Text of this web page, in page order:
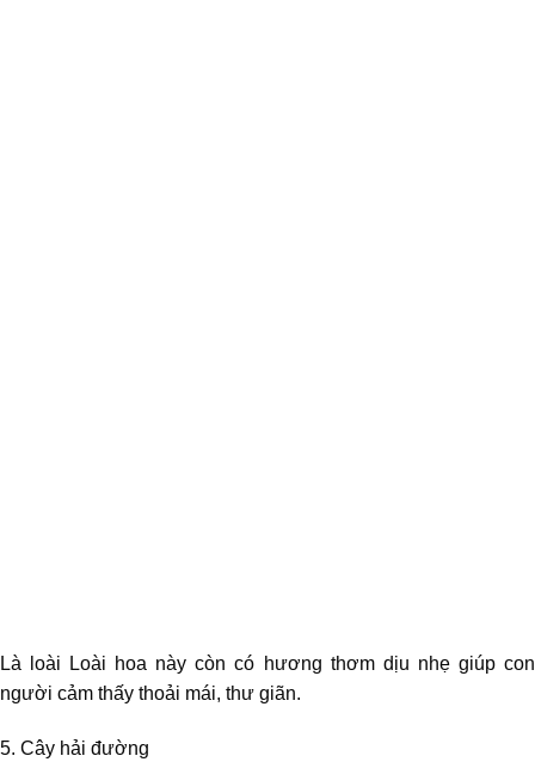
Là loài Loài hoa này còn có hương thơm dịu nhẹ giúp con
người cảm thấy thoải mái, thư giãn.
5. Cây hải đường